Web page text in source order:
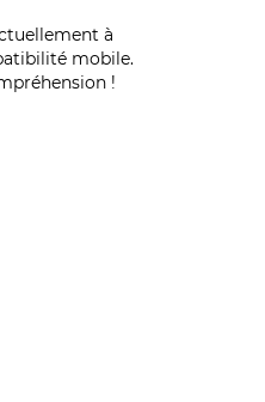
à
mobile.
!